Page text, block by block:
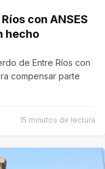
con ANSES
hecho
de Entre Ríos con
compensar parte
15 minutos de lectura